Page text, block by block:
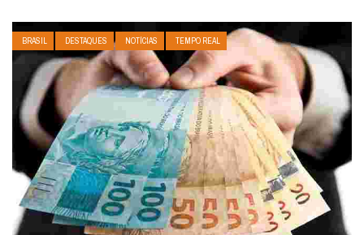
BRASIL DESTAQUES NOTÍCIAS TEMPO REAL